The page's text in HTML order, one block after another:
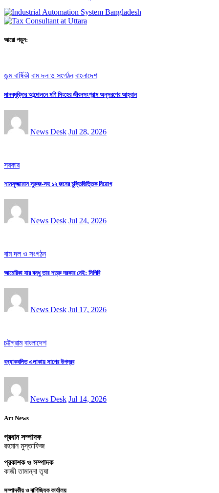
আরো পড়ুন:
জন্ম বার্ষিকী বাম দল ও সংগঠন বাংলাদেশ
মানবমুক্তির আন্দোলনে মণি সিংহের জীবনসংগ্রাম অনুসরণের আহ্বান
News Desk Jul 28, 2026
সরকার
শামসুজ্জামান সুরুজ-সহ ১২ জনের চুক্তিভিত্তিক নিয়োগ
News Desk Jul 24, 2026
বাম দল ও সংগঠন
আমেরিকা যার বন্ধু তার শত্রু দরকার নেই: সিপিবি
News Desk Jul 17, 2026
চট্টগ্রাম বাংলাদেশ
বন্যাকবলিত এলাকায় সাপের উপদ্রব
News Desk Jul 14, 2026
Art News
প্রধান সম্পাদক
রহমান মুস্তাফিজ
প্রকাশক ও সম্পাদক
কাজী তামান্না তৃষা
সম্পাদকীয় ও বাণিজ্যিক কার্যালয়